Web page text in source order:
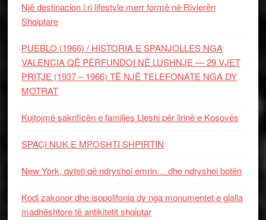
Një destinacion i ri lifestyle merr formë në Rivierën
Shqiptare
PUEBLO (1966) / HISTORIA E SPANJOLLES NGA
VALENCIA QË PËRFUNDOI NË LUSHNJE — 29 VJET
PRITJE (1937 – 1966) TË NJË TELEFONATE NGA DY
MOTRAT
Kujtojmë sakrificën e familjes Lleshi për lirinë e Kosovës
SPAÇI NUK E MPOSHTI SHPIRTIN
New York, qyteti që ndryshoi emrin… dhe ndryshoi botën
Kodi zakonor dhe isopolifonia dy nga monumentet e gjalla
madhështore të antikitetit shqiptar